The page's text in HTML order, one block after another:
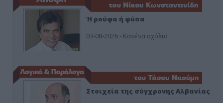
Ή ρούφα ή φύσα
03-08-2026 - Κανένα σχόλιο
Στοιχεία της σύγχρονης Αλβανίας